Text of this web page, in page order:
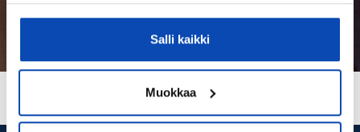
Salli kaikki
Muokkaa